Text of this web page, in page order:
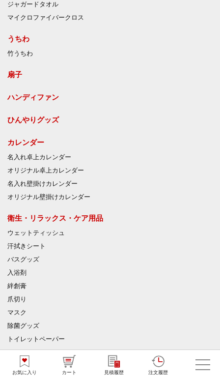
お気に入り カート 見積履歴 注文履歴
ジャガードタオル
マイクロファイバークロス
うちわ
竹うちわ
扇子
ハンディファン
ひんやりグッズ
カレンダー
名入れ卓上カレンダー
オリジナル卓上カレンダー
名入れ壁掛けカレンダー
オリジナル壁掛けカレンダー
衛生・リラックス・ケア用品
ウェットティッシュ
汗拭きシート
バスグッズ
入浴剤
絆創膏
爪切り
マスク
除菌グッズ
トイレットペーパー
ウェットティッシュ
おしぼり